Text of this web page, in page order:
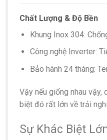
Chất Lượng & Độ Bền
Khung Inox 304:
Công nghệ Inverter:
Bảo hành 24 tháng:
Vậy nếu giống nhau vậy,
biệt đó rất lớn về trải
Sự Khác Biệt